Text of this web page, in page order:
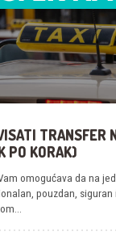
TRANSFER
PO KORAK)
omogućava da na
pouzdan,